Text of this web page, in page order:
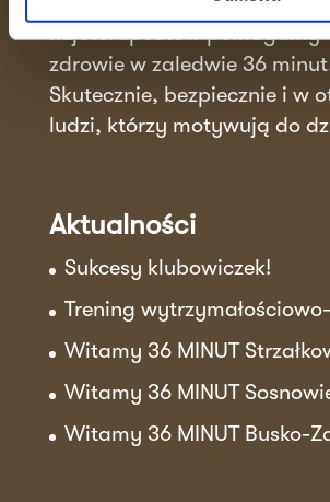
fizjoterapeutów pomagamy
zdrowie w zaledwie 36
Skutecznie, bezpiecznie i w
ludzi, którzy motywują do
Aktualności
Sukcesy klubowiczek!
Trening
Witamy 36 MINUT
Witamy 36 MINUT
Witamy 36 MINUT Busko-